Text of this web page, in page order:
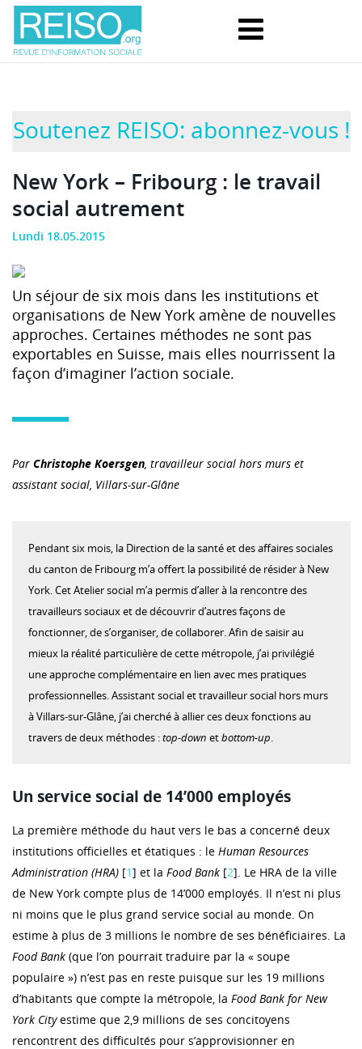
Soutenez REISO: abonnez-vous !
New York – Fribourg : le travail
social autrement
Lundi 18.05.2015
Un séjour de six mois dans les institutions et
organisations de New York amène de nouvelles
approches. Certaines méthodes ne sont pas
exportables en Suisse, mais elles nourrissent la
façon d’imaginer l’action sociale.
Par Christophe Koersgen, travailleur social hors murs et
assistant social, Villars-sur-Glâne
Pendant six mois, la Direction de la santé et des affaires sociales
du canton de Fribourg m’a offert la possibilité de résider à New
York. Cet Atelier social m’a permis d’aller à la rencontre des
travailleurs sociaux et de découvrir d’autres façons de
fonctionner, de s’organiser, de collaborer. Afin de saisir au
mieux la réalité particulière de cette métropole, j’ai privilégié
une approche complémentaire en lien avec mes pratiques
professionnelles. Assistant social et travailleur social hors murs
à Villars-sur-Glâne, j’ai cherché à allier ces deux fonctions au
travers de deux méthodes :top-down etbottom-up.
Un service social de 14’000 employés
La première méthode du haut vers le bas a concerné deux
institutions officielles et étatiques : le Human Resources
Administration (HRA) [1] et la Food Bank [2]. Le HRA de la ville
de New York compte plus de 14’000 employés. Il n’est ni plus
ni moins que le plus grand service social au monde. On
estime à plus de 3 millions le nombre de ses bénéficiaires. La
Food Bank (que l’on pourrait traduire par la « soupe
populaire ») n’est pas en reste puisque sur les 19 millions
d’habitants que compte la métropole, la Food Bank for New
York Cityestime que 2,9 millions de ses concitoyens
rencontrent des difficultés pour s’approvisionner en